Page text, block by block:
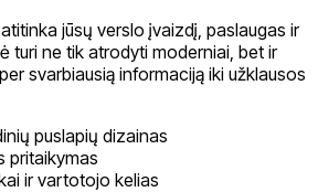
jūsų verslo įvaizdį, paslaugas ir
turi ne tik atrodyti moderniai, bet ir
svarbiausią informaciją iki užklausos
puslapių dizainas
pritaikymas
ir vartotojo kelias